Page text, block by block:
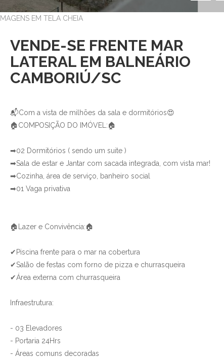
IMAGENS EM TELA CHEIA
VENDE-SE FRENTE MAR
LATERAL EM BALNEÁRIO
CAMBORIÚ/SC
📬Com a vista de milhões da sala e dormitórios😍
🏠COMPOSIÇÃO DO IMÓVEL:🏠
➡02 Dormitórios ( sendo um suite )
➡Sala de estar e Jantar com sacada integrada, com vista mar!
➡Cozinha, área de serviço, banheiro social
➡01 Vaga privativa
🏠Lazer e Convivência:🏠
✔Piscina frente para o mar na cobertura
✔Salão de festas com forno de pizza e churrasqueira
✔Área externa com churrasqueira
Infraestrutura:
- 03 Elevadores
- Portaria 24Hrs
- Áreas comuns decoradas